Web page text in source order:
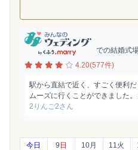
での結婚式
4.20(577件)
駅から直結で近く、すごく便利
ムーズに行くことができました
2りんご2さん
今日 9 日 10月 11火